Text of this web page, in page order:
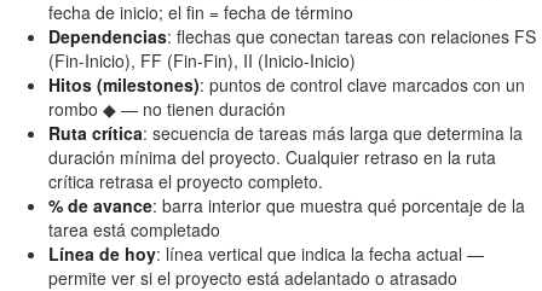
fecha de inicio; el fin = fecha de término
Dependencias: flechas que conectan tareas con relaciones FS
(Fin-Inicio), FF (Fin-Fin), II (Inicio-Inicio)
Hitos (milestones): puntos de control clave marcados con un
rombo ◆ — no tienen duración
Ruta crítica: secuencia de tareas más larga que determina la
duración mínima del proyecto. Cualquier retraso en la ruta
crítica retrasa el proyecto completo.
% de avance: barra interior que muestra qué porcentaje de la
tarea está completado
Línea de hoy: línea vertical que indica la fecha actual —
permite ver si el proyecto está adelantado o atrasado